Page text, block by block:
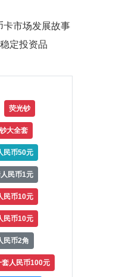
卡市场发展故事
定投资品
荧光钞
大全套
民币50元
民币1元
民币10元
民币10元
民币2角
套人民币100元